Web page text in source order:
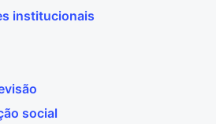
institucionais
social